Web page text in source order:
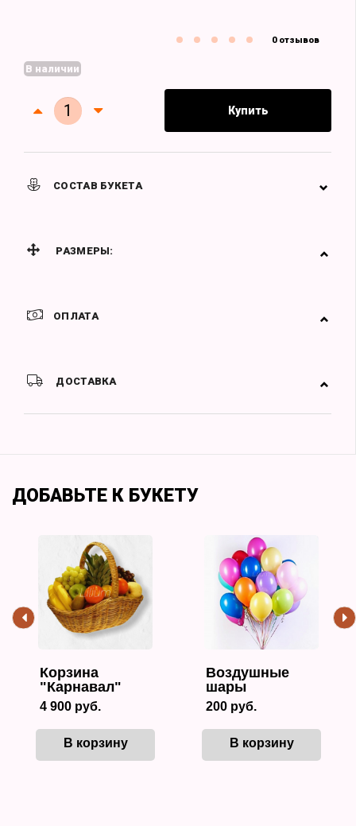
0 отзывов
В наличии
Купить
СОСТАВ БУКЕТА
РАЗМЕРЫ:
ОПЛАТА
ДОСТАВКА
ДОБАВЬТЕ К БУКЕТУ
Корзина
"Карнавал"
4 900 руб.
В корзину
Воздушные
шары
200 руб.
В корзину